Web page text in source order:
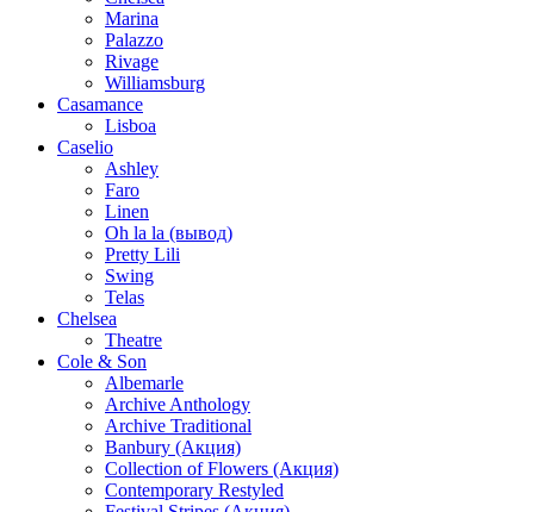
Marina
Palazzo
Rivage
Williamsburg
Casamance
Lisboa
Caselio
Ashley
Faro
Linen
Oh la la (вывод)
Pretty Lili
Swing
Telas
Chelsea
Theatre
Cole & Son
Albemarle
Archive Anthology
Archive Traditional
Banbury (Акция)
Collection of Flowers (Акция)
Contemporary Restyled